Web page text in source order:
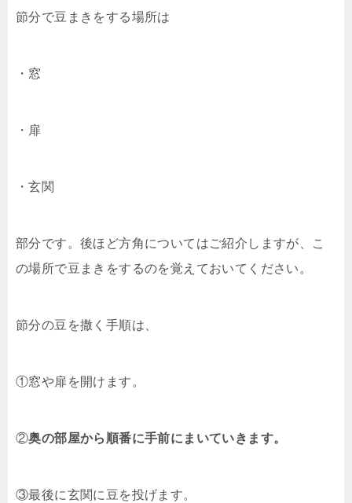
節分で豆まきをする場所は
・窓
・扉
・玄関
部分です。後ほど方角についてはご紹介しますが、こ
の場所で豆まきをするのを覚えておいてください。
節分の豆を撒く手順は、
①窓や扉を開けます。
②奥の部屋から順番に手前にまいていきます。
③最後に玄関に豆を投げます。